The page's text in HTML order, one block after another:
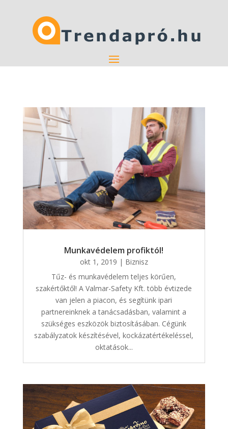
Munkavédelem profiktól!
okt 1, 2019 | Biznisz
Tűz- és munkavédelem teljes körűen,
szakértőktől! A Valmar-Safety Kft. több évtizede
van jelen a piacon, és segítünk ipari
partnereinknek a tanácsadásban, valamint a
szükséges eszközök biztosításában. Cégünk
szabályzatok készítésével, kockázatértékeléssel,
oktatások...